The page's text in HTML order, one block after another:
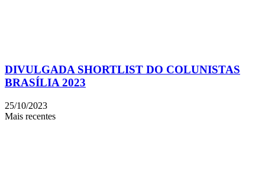
DIVULGADA SHORTLIST DO COLUNISTAS
BRASÍLIA 2023
25/10/2023
Mais recentes